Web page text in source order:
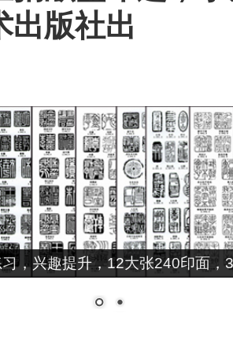
出版社出
，兴趣提升，12大张240印面，